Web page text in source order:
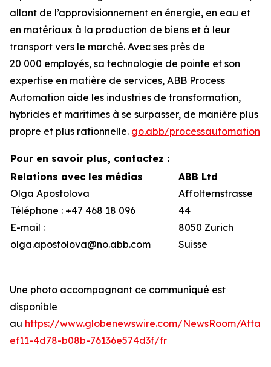
allant de l’approvisionnement en énergie, en eau et
en matériaux à la production de biens et à leur
transport vers le marché. Avec ses près de
20 000 employés, sa technologie de pointe et son
expertise en matière de services, ABB Process
Automation aide les industries de transformation,
hybrides et maritimes à se surpasser, de manière plus
propre et plus rationnelle. go.abb/processautomation
Pour en savoir plus, contactez :
Relations avec les médias
Olga Apostolova
Téléphone : +47 468 18 096
E-mail :
olga.apostolova@no.abb.com
ABB Ltd
Affolternstrasse
44
8050 Zurich
Suisse
Une photo accompagnant ce communiqué est
disponible
au https://www.globenewswire.com/NewsRoom/
ef11-4d78-b08b-76136e574d3f/fr